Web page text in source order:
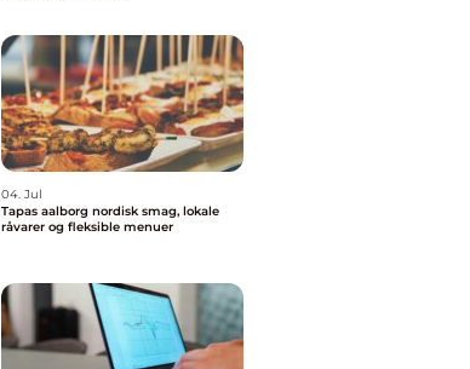
04. Jul
Tapas aalborg nordisk smag, lokale
råvarer og fleksible menuer